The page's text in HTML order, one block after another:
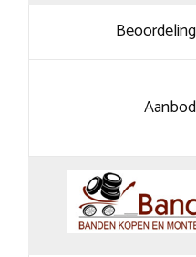
Beoordeling
Aanbod